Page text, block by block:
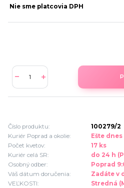
Nie sme platcovia DPH
Číslo produktu:
100279/2
Kuriér Poprad a okolie:
Ešte dnes
Počet kvetov:
17 ks
Kuriér celá SR:
do 24 h
Osobný odber:
Poprad
Váš dátum doručenia:
Zadáte v
VEĽKOSTI:
Stredná